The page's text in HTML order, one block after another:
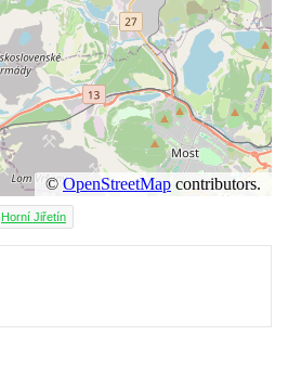
v Krumlovské ulici ve
Micara ve
Římov
ulici v
Kocmicha na
roboty v Plavu
Horní Jiřetín